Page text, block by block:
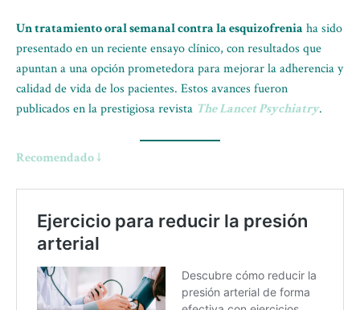
Un tratamiento oral semanal contra la esquizofrenia ha sido
presentado en un reciente ensayo clínico, con resultados que
apuntan a una opción prometedora para mejorar la adherencia y
calidad de vida de los pacientes. Estos avances fueron
publicados en la prestigiosa revista The Lancet Psychiatry.
Recomendado ↓